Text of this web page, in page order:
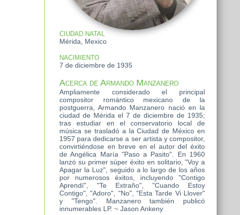
CIUDAD NATAL
Mérida, Mexico
NACIMIENTO
7 de diciembre de 1935
Acerca de Armando Manzanero
Ampliamente considerado el principal
compositor romántico mexicano de la
postguerra, Armando Manzanero nació en la
ciudad de Mérida el 7 de diciembre de 1935;
tras estudiar en el conservatorio local de
música se trasladó a la Ciudad de México en
1957 para dedicarse a ser artista y compositor,
convirtiéndose en breve en el autor del éxito
de Angélica María "Paso a Pasito". En 1960
lanzó su primer súper éxito en solitario, "Voy a
Apagar la Luz", seguido a lo largo de los años
por numerosos éxitos, incluyendo "Contigo
Aprendí", "Te Extraño", "Cuando Estoy
Contigo", "Adoro", "No", "Esta Tarde Vi Llover"
y "Tengo". Manzanero también publicó
innumerables LP. ~ Jason Ankeny